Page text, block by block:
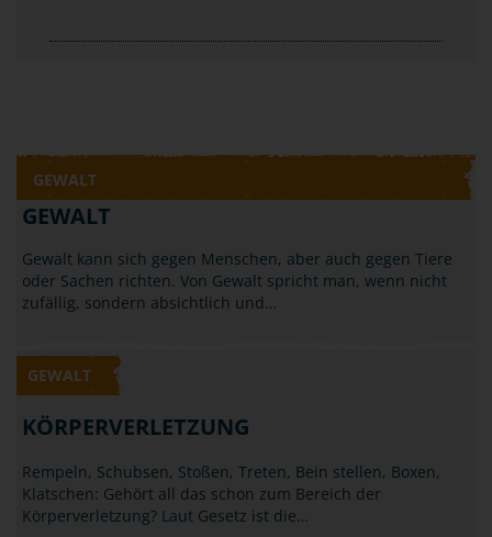
GEWALT
GEWALT
Gewalt kann sich gegen Menschen, aber auch gegen Tiere
oder Sachen richten. Von Gewalt spricht man, wenn nicht
zufällig, sondern absichtlich und…
GEWALT
KÖRPERVERLETZUNG